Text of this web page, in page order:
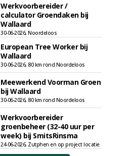
Werkvoorbereider /
calculator Groendaken bij
Wallaard
30-06-2026, Noordeloos
European Tree Worker bij
Wallaard
30-06-2026, 80 km rond Noordeloos
Meewerkend Voorman Groen
bij Wallaard
30-06-2026, 80 km rond Noordeloos
Werkvoorbereider
groenbeheer (32-40 uur per
week) bij SmitsRinsma
24-06-2026, Zutphen en op project locatie